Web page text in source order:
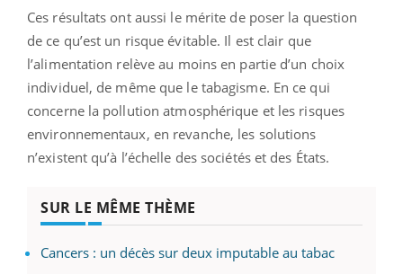
Ces résultats ont aussi le mérite de poser la question
de ce qu’est un risque évitable. Il est clair que
l’alimentation relève au moins en partie d’un choix
individuel, de même que le tabagisme. En ce qui
concerne la pollution atmosphérique et les risques
environnementaux, en revanche, les solutions
n’existent qu’à l’échelle des sociétés et des États.
SUR LE MÊME THÈME
Cancers : un décès sur deux imputable au tabac